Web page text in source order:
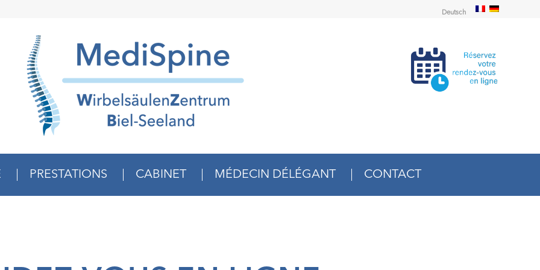
Deutsch
PRESTATIONS CABINET MÉDECIN DÉLÉGANT CONTACT